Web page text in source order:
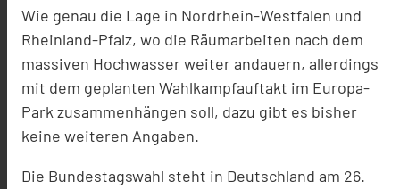
Wie genau die Lage in Nordrhein-Westfalen und
Rheinland-Pfalz, wo die Räumarbeiten nach dem
massiven Hochwasser weiter andauern, allerdings
mit dem geplanten Wahlkampfauftakt im Europa-
Park zusammenhängen soll, dazu gibt es bisher
keine weiteren Angaben.
Die Bundestagswahl steht in Deutschland am 26.